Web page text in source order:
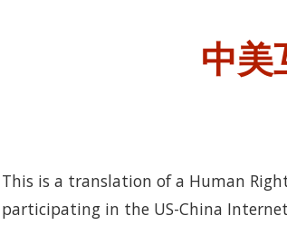
中美
This is a translation of a Human
participating in the US-China